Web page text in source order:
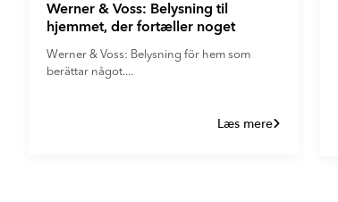
Werner & Voss: Belysning til
hjemmet, der fortæller noget
Werner & Voss: Belysning för hem som
berättar något....
Læs mere